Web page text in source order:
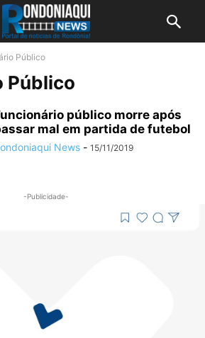
Público
Público
público morre após
mal em partida de futebol
News - 15/11/2019
-Publicidade-